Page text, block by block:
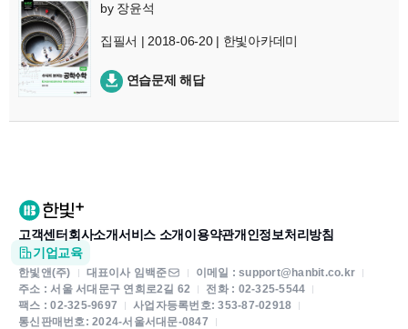
by 장윤석
집필서 | 2018-06-20 | 한빛아카데미
연습문제 해답
고객센터 회사소개서비스 소개 이용약관개인정보처리방침
기업교육
한빛앤(주) 대표이사 임백준
이메일 : support@hanbit.co.kr
주소 : 서울 서대문구 연희로2길 62
전화 : 02-325-5544
팩스 : 02-325-9697
사업자등록번호: 353-87-02918
통신판매번호: 2024-서울서대문-0847